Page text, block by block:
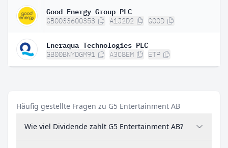
Good Energy Group PLC
GB0033600353 A1J2D2 GOOD
Eneraqua Technologies PLC
GB00BNYDGM91 A3C8EM ETP
Häufig gestellte Fragen zu G5 Entertainment AB
Wie viel Dividende zahlt G5 Entertainment AB?